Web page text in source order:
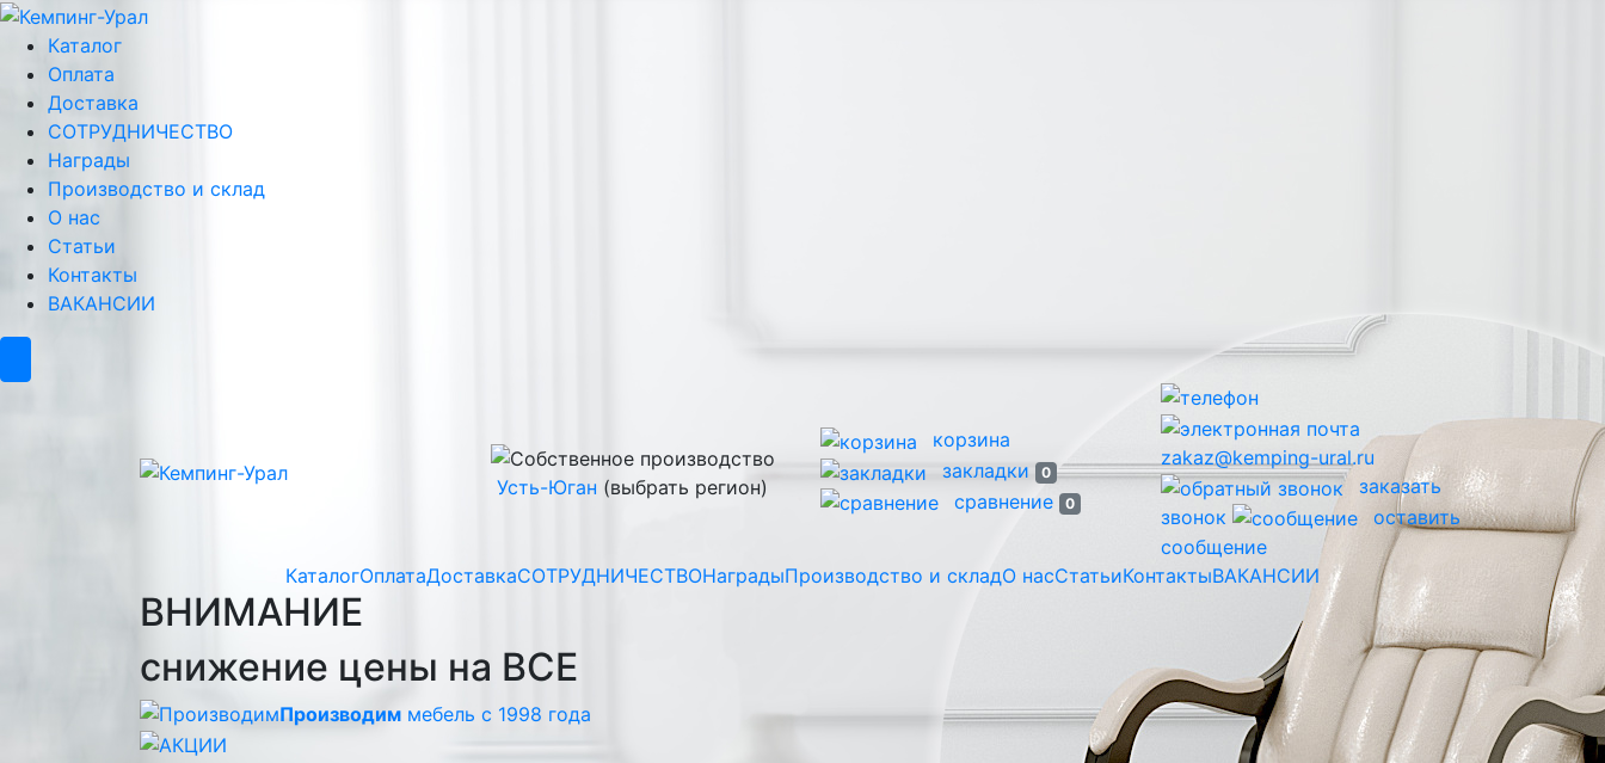
Каталог
Оплата
Доставка
СОТРУДНИЧЕСТВО
Награды
Производство и склад
О нас
Статьи
Контакты
ВАКАНСИИ
Усть-Юган (выбрать регион)
корзина
закладки
0
сравнение 0
zakaz@kemping-ural.ru
заказать
звонок
оставить
сообщение
КаталогОплатаДоставкаСОТРУДНИЧЕСТВОНаградыПроизводство и складО насСтатьиКонтактыВАКАНСИИ
ВНИМАНИЕ
снижение цены на ВСЕ
Производим мебель с 1998 года